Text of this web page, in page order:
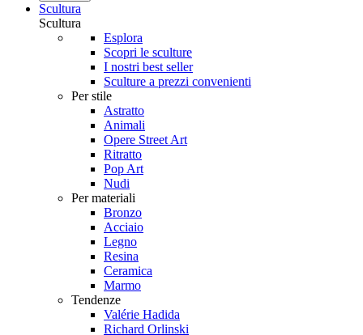
Scultura
Scultura
Esplora
Scopri le sculture
I nostri best seller
Sculture a prezzi convenienti
Per stile
Astratto
Animali
Opere Street Art
Ritratto
Pop Art
Nudi
Per materiali
Bronzo
Acciaio
Legno
Resina
Ceramica
Marmo
Tendenze
Valérie Hadida
Richard Orlinski